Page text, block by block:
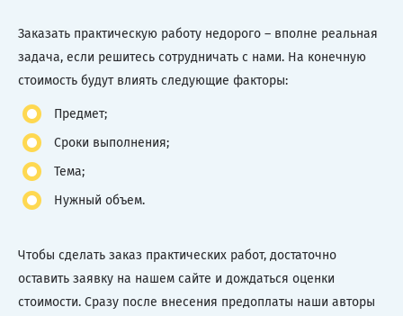
Заказать практическую работу недорого – вполне реальная
задача, если решитесь сотрудничать с нами. На конечную
стоимость будут влиять следующие факторы:
Предмет;
Сроки выполнения;
Тема;
Нужный объем.
Чтобы сделать заказ практических работ, достаточно
оставить заявку на нашем сайте и дождаться оценки
стоимости. Сразу после внесения предоплаты наши авторы